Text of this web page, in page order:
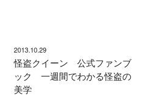
2013.10.29
怪盗クイーン 公式ファンブ
ック 一週間でわかる怪盗の
美学